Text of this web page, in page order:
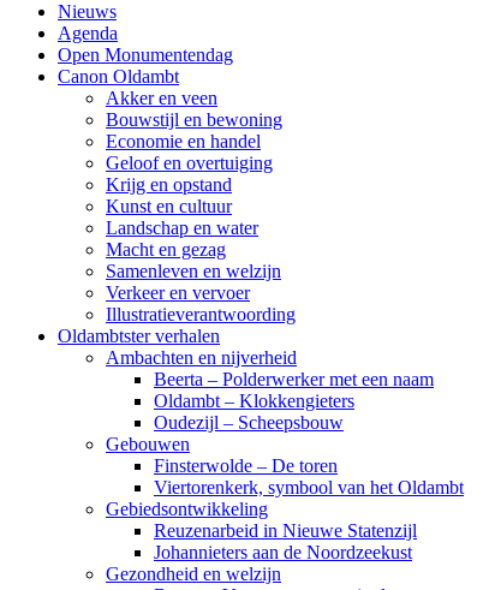
Nieuws
Agenda
Open Monumentendag
Canon Oldambt
Akker en veen
Bouwstijl en bewoning
Economie en handel
Geloof en overtuiging
Krijg en opstand
Kunst en cultuur
Landschap en water
Macht en gezag
Samenleven en welzijn
Verkeer en vervoer
Illustratieverantwoording
Oldambtster verhalen
Ambachten en nijverheid
Beerta – Polderwerker met een naam
Oldambt – Klokkengieters
Oudezijl – Scheepsbouw
Gebouwen
Finsterwolde – De toren
Viertorenkerk, symbool van het Oldambt
Gebiedsontwikkeling
Reuzenarbeid in Nieuwe Statenzijl
Johannieters aan de Noordzeekust
Gezondheid en welzijn